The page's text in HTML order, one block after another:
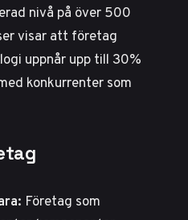
nivå på över 500
visaratt företag
uppnår upp till 30%
konkurrenter som
Företag som